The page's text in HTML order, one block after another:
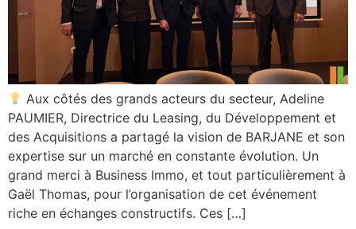
Aux côtés des grands acteurs du secteur, Adeline
PAUMIER, Directrice du Leasing, du Développement et
des Acquisitions a partagé la vision de BARJANE et son
expertise sur un marché en constante évolution. Un
grand merci à Business Immo, et tout particulièrement à
Gaël Thomas, pour l’organisation de cet événement
riche en échanges constructifs. Ces […]